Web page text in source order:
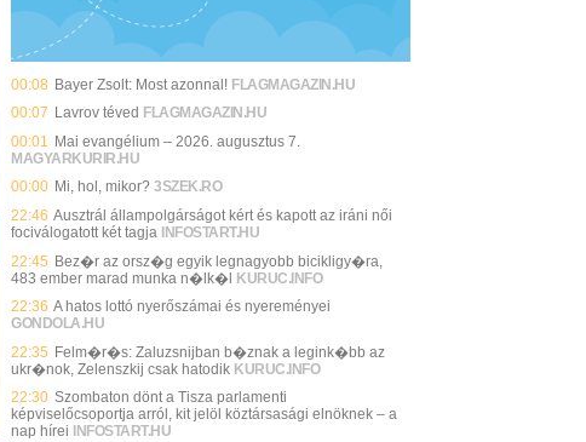
00:08 Bayer Zsolt: Most azonnal! FLAGMAGAZIN.HU
00:07 Lavrov téved FLAGMAGAZIN.HU
00:01
Mai evangélium – 2026. augusztus 7.
MAGYARKURIR.HU
00:00 Mi, hol, mikor? 3SZEK.RO
22:46 Ausztrál állampolgárságot kért és kapott az iráni női
fociválogatott két tagja INFOSTART.HU
22:45 Bez�r az orsz�g egyik legnagyobb bicikligy�ra,
483 ember marad munka n�lk�l KURUC.INFO
22:36 A hatos lottó nyerőszámai és nyereményei
GONDOLA.HU
22:35 Felm�r�s: Zaluzsnijban b�znak a legink�bb az
ukr�nok, Zelenszkij csak hatodik KURUC.INFO
22:30 Szombaton dönt a Tisza parlamenti
képviselőcsoportja arról, kit jelöl köztársasági elnöknek – a
nap hírei
INFOSTART.HU